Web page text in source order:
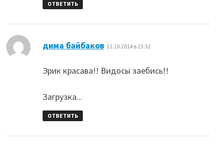
ОТВЕТИТЬ
дима байбаков: 21.10.2014 в 23:32
Эрик красава!! Видосы заебись!!
Загрузка...
ОТВЕТИТЬ